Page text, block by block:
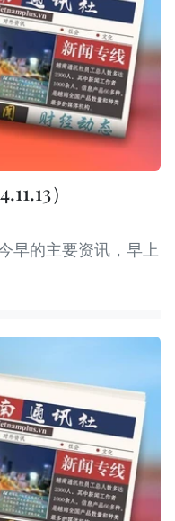
）
早的主要资讯，早上